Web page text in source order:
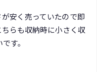
安く売っていたので即
らも収納時に小さく収
す。